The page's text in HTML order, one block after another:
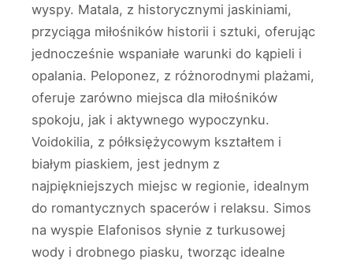
wyspy. Matala, z historycznymi jaskiniami,
przyciąga miłośników historii i sztuki, oferując
jednocześnie wspaniałe warunki do kąpieli i
opalania. Peloponez, z różnorodnymi plażami,
oferuje zarówno miejsca dla miłośników
spokoju, jak i aktywnego wypoczynku.
Voidokilia, z półksiężycowym kształtem i
białym piaskiem, jest jednym z
najpiękniejszych miejsc w regionie, idealnym
do romantycznych spacerów i relaksu. Simos
na wyspie Elafonisos słynie z turkusowej
wody i drobnego piasku, tworząc idealne